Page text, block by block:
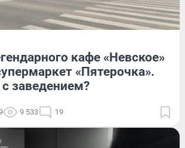
кафе «Невское»
«Пятерочка».
заведением?
9 533 19